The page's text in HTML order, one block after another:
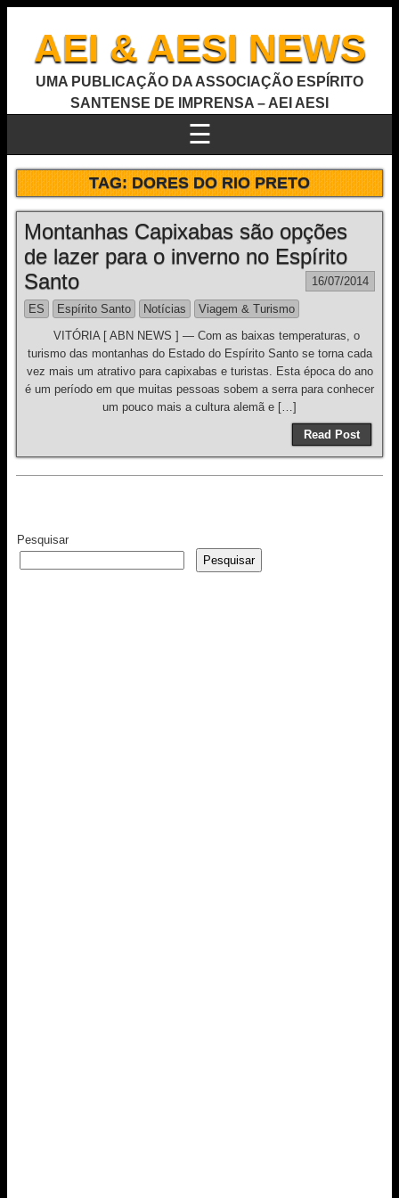
AEI & AESI NEWS
UMA PUBLICAÇÃO DA ASSOCIAÇÃO ESPÍRITO
SANTENSE DE IMPRENSA – AEI AESI
☰
TAG:DORES DO RIO PRETO
Montanhas Capixabas são opções
de lazer para o inverno no Espírito
Santo
16/07/2014
ES Espírito Santo Notícias
Viagem & Turismo
VITÓRIA [ ABN NEWS ] — Com as baixas temperaturas, o
turismo das montanhas do Estado do Espírito Santo se torna cada
vez mais um atrativo para capixabas e turistas. Esta época do ano
é um período em que muitas pessoas sobem a serra para conhecer
um pouco mais a cultura alemã e […]
Read Post
Pesquisar
Pesquisar